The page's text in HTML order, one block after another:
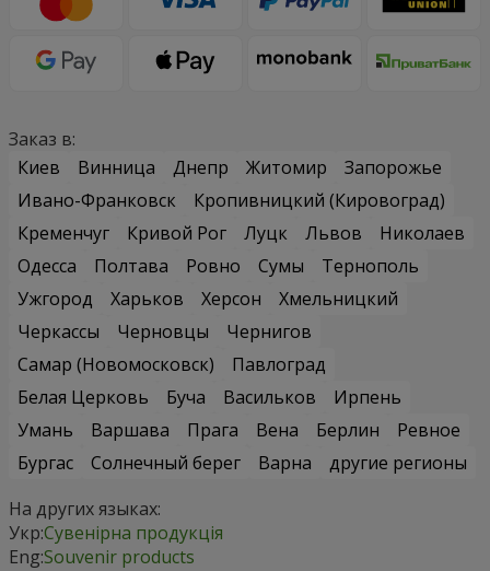
Заказ в:
Киев
Винница Днепр Житомир
Запорожье
Ивано-Франковск
Кропивницкий (Кировоград)
Кременчуг
Кривой Рог Луцк Львов
Николаев
Одесса
Полтава Ровно Сумы
Тернополь
Ужгород
Харьков Херсон
Хмельницкий
Черкассы
Черновцы
Чернигов
Самар (Новомосковск)
Павлоград
Белая Церковь
Буча Васильков
Ирпень
Умань
Варшава Прага Вена Берлин
Ревное
Бургас
Солнечный берег Варна
другие регионы
На других языках:
Укр:Сувенірна продукція
Eng:Souvenir products